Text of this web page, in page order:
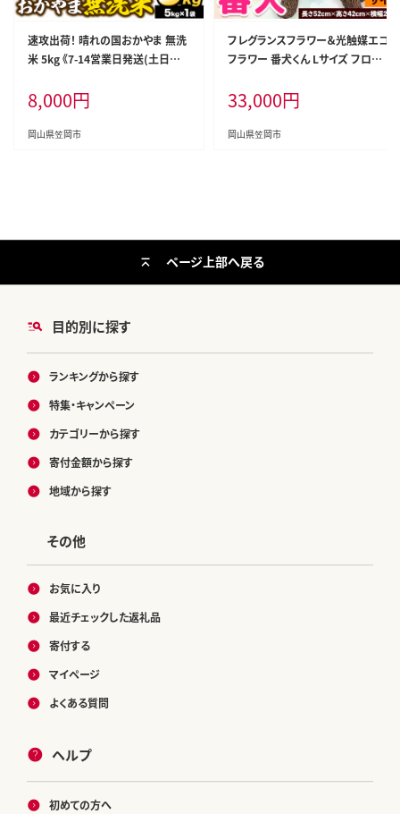
速攻出荷！ 晴れの国おかやま 無洗
米 5kg 《7-14営業日発送(土日祝
県産 米 送料無料 国産 ブレンド米
無洗米 ---kasaoka_zsy_391_5_
wx---
8,000円
岡山県笠岡市
フレグランスフラワー＆光触媒エコ
フラワー 番犬くん Lサイズ フロー
日祝除く)》岡山県 笠岡市 送料無料
母の日 プレゼント アレンジフラワ
ー 枯れない---C-37---
33,000円
岡山県笠岡市
目的別に探す
ランキングから探す
特集・キャンペーン
カテゴリーから探す
寄付金額から探す
地域から探す
その他
お気に入り
最近チェックした返礼品
寄付する
マイページ
よくある質問
ヘルプ
初めての方へ
ページ上部へ戻る